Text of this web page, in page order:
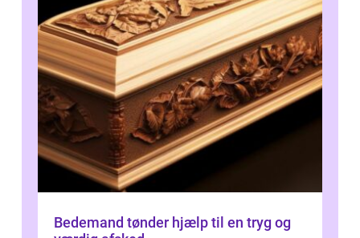
Bedemand tønder hjælp til en tryg og